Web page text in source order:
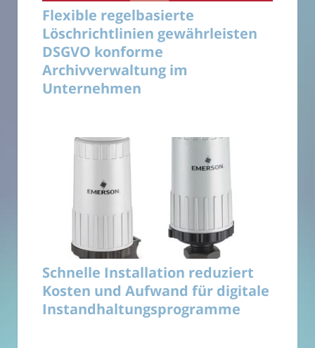
Flexible regelbasierte
Löschrichtlinien gewährleisten
DSGVO konforme
Archivverwaltung im
Unternehmen
Schnelle Installation reduziert
Kosten und Aufwand für digitale
Instandhaltungsprogramme